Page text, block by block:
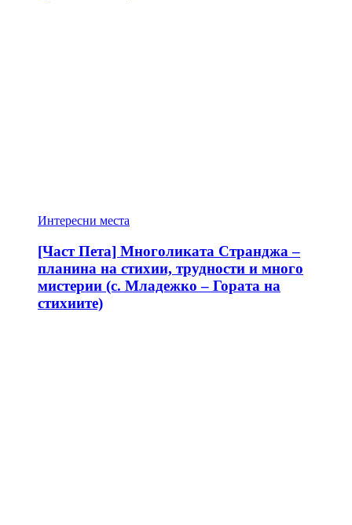
Интересни места
[Част Пета] Многоликата Странджа –
планина на стихии, трудности и много
мистерии (с. Младежко – Гората на
стихиите)